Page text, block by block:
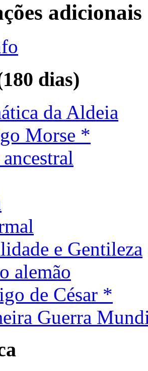
adicionais
dias)
da Aldeia
Morse *
e Gentileza
alemão
de César *
Guerra